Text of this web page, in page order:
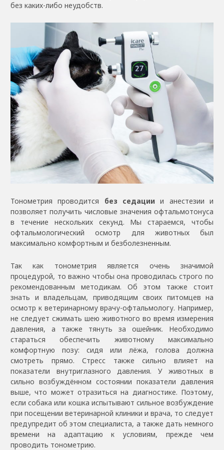
без каких-либо неудобств.
Тонометрия проводится без седации и анестезии и
позволяет получить числовые значения офтальмотонуса
в течение нескольких секунд. Мы стараемся, чтобы
офтальмологический осмотр для животных был
максимально комфортным и безболезненным.
Так как тонометрия является очень значимой
процедурой, то важно чтобы она проводилась строго по
рекомендованным методикам. Об этом также стоит
знать и владельцам, приводящим своих питомцев на
осмотр к ветеринарному врачу-офтальмологу. Например,
не следует сжимать шею животного во время измерения
давления, а также тянуть за ошейник. Необходимо
стараться обеспечить животному максимально
комфортную позу: сидя или лёжа, голова должна
смотреть прямо. Стресс также сильно влияет на
показатели внутриглазного давления. У животных в
сильно возбуждённом состоянии показатели давления
выше, что может отразиться на диагностике. Поэтому,
если собака или кошка испытывают сильное возбуждение
при посещении ветеринарной клиники и врача, то следует
предупредит об этом специалиста, а также дать немного
времени на адаптацию к условиям, прежде чем
проводить тонометрию.